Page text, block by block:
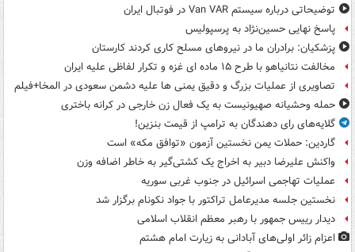
توضیحاتی درباره سیستم Van VAR در فوتبال ایران
پاسخ نهایی حسین‌نژاد به پرسپولیس
پزشکیان: برادران ما در نیروهای مسلح کاری کردند کارستان
مخالفت نتانیاهو با طرح ۱۵ ماده ای غزه و تکرار لفاظی علیه ایران
تصاویری از عملیات بزرگ و دقیق یمنی ها علیه دشمن سعودی در المخا+فیلم
حمله وحشیانه صهیونیست به یک فعال زن خارجی در کرانه باختری
گلایه‌های رای دهندگان به ترامپ از قیمت بنزین!
گاردین: حملات یمن نخستین آزمون «توافق مکه» است
واکنش علیرضا دبیر به اخراج یک کشتی‌گیر به خاطر اضافه وزن
عملیات تهاجمی اسرائیل در جنوب غربی سوریه
نخستین جلسه مدیرعامل تراکتور با جواد نکونام برگزار شد
دیدار رییس جمهور با رهبر معظم انقلاب اسلامی
اعزام زائر اولی‌های آبادانی به زیارت امام هشتم